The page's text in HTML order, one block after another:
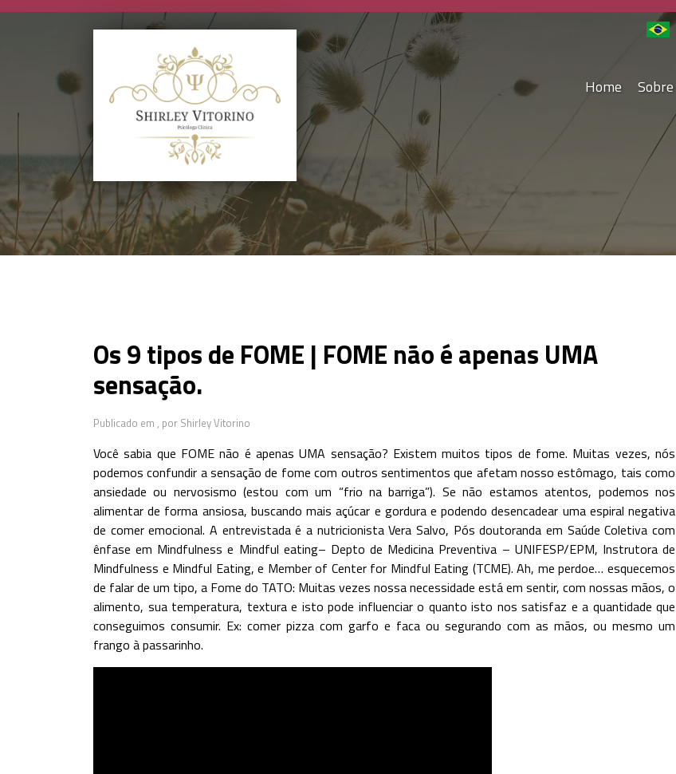
Home Sobre
Os 9 tipos de FOME | FOME não é apenas UMA
sensação.
Publicado em , por Shirley Vitorino
Você sabia que FOME não é apenas UMA sensação? Existem muitos tipos de fome. Muitas vezes, nós
podemos confundir a sensação de fome com outros sentimentos que afetam nosso estômago, tais como
ansiedade ou nervosismo (estou com um “frio na barriga”). Se não estamos atentos, podemos nos
alimentar de forma ansiosa, buscando mais açúcar e gordura e podendo desencadear uma espiral negativa
de comer emocional. A entrevistada é a nutricionista Vera Salvo, Pós doutoranda em Saúde Coletiva com
ênfase em Mindfulness e Mindful eating– Depto de Medicina Preventiva – UNIFESP/EPM, Instrutora de
Mindfulness e Mindful Eating, e Member of Center for Mindful Eating (TCME). Ah, me perdoe… esquecemos
de falar de um tipo, a Fome do TATO: Muitas vezes nossa necessidade está em sentir, com nossas mãos, o
alimento, sua temperatura, textura e isto pode influenciar o quanto isto nos satisfaz e a quantidade que
conseguimos consumir. Ex: comer pizza com garfo e faca ou segurando com as mãos, ou mesmo um
frango à passarinho.